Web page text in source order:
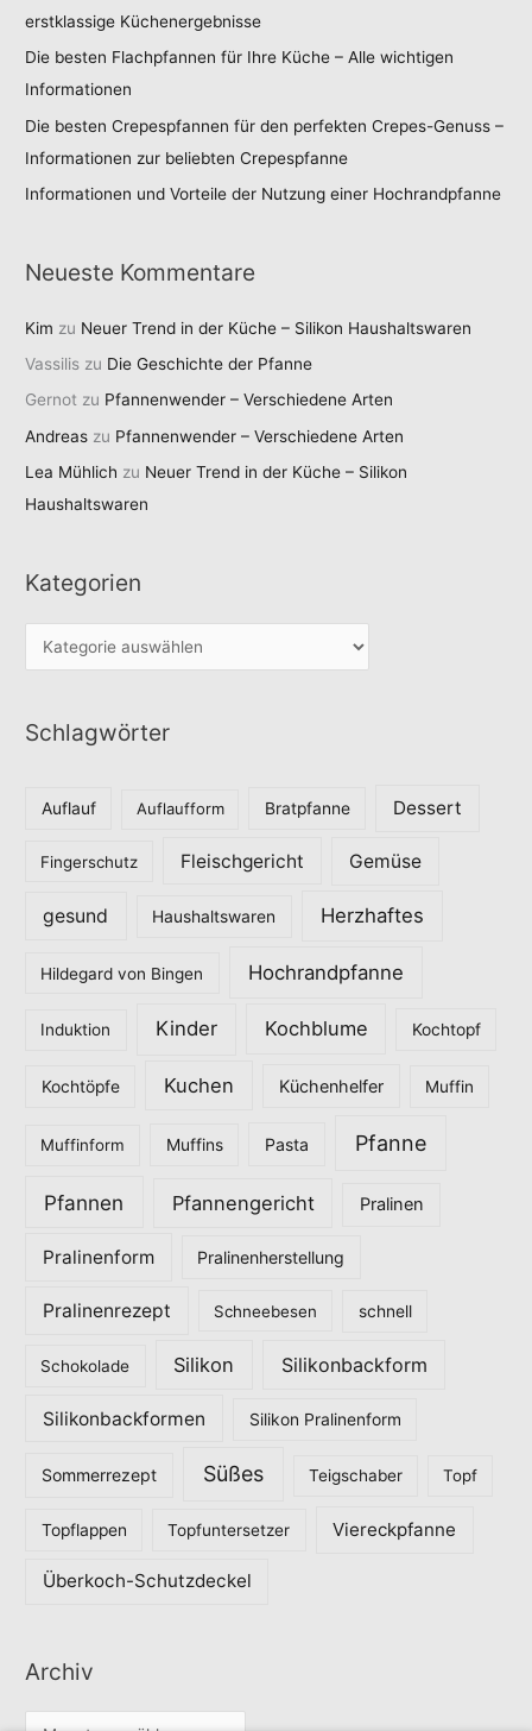
erstklassige Küchenergebnisse
Die besten Flachpfannen für Ihre Küche – Alle wichtigen
Informationen
Die besten Crepespfannen für den perfekten Crepes-Genuss –
Informationen zur beliebten Crepespfanne
Informationen und Vorteile der Nutzung einer Hochrandpfanne
Neueste Kommentare
Kim zu Neuer Trend in der Küche – Silikon Haushaltswaren
Vassilis zu Die Geschichte der Pfanne
Gernot zu Pfannenwender – Verschiedene Arten
Andreas zu Pfannenwender – Verschiedene Arten
Lea Mühlich zu Neuer Trend in der Küche – Silikon
Haushaltswaren
Kategorien
a
e
Schlagwörter
Auflauf Auflaufform Bratpfanne Dessert
Fingerschutz Fleischgericht Gemüse
gesund Haushaltswaren Herzhaftes
Hildegard von Bingen Hochrandpfanne
Induktion Kinder Kochblume Kochtopf
Kochtöpfe Kuchen Küchenhelfer Muffin
Muffinform Muffins Pasta Pfanne
Pfannen Pfannengericht Pralinen
Pralinenform Pralinenherstellung
Pralinenrezept Schneebesen schnell
Schokolade Silikon Silikonbackform
Silikonbackformen Silikon Pralinenform
Sommerrezept Süßes Teigschaber Topf
Topflappen Topfuntersetzer Viereckpfanne
Überkoch-Schutzdeckel
Archiv